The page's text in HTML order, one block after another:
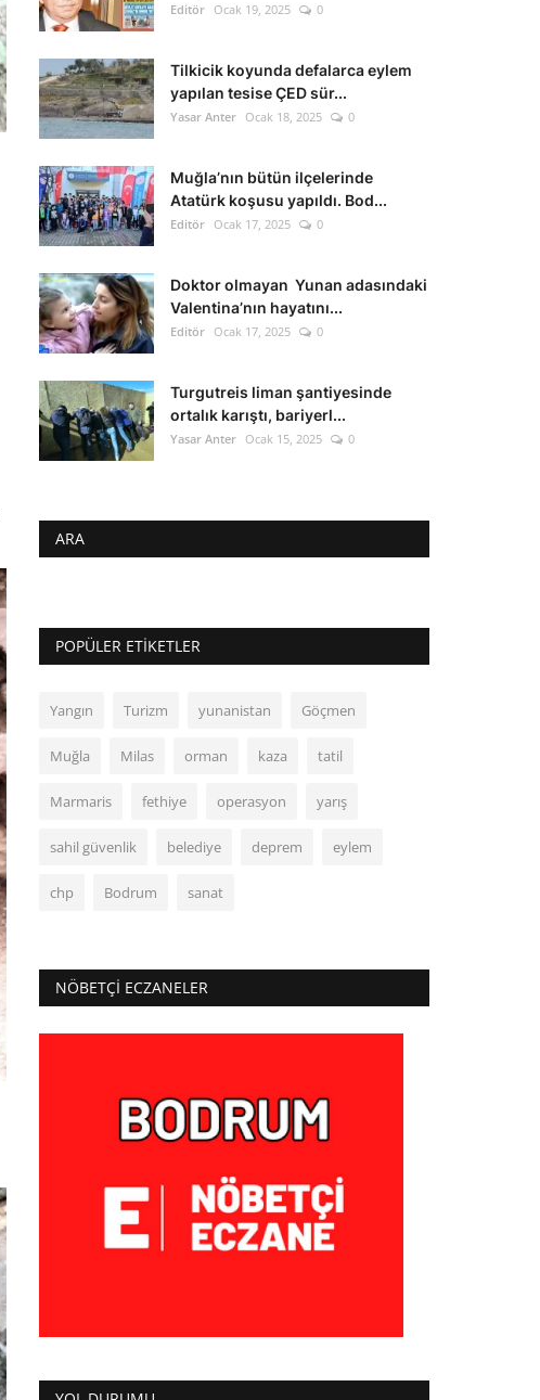
Editör Ocak 19, 2025 0
Tilkicik koyunda defalarca eylem
yapılan tesise ÇED sür...
Yasar Anter Ocak 18, 2025 0
Muğla’nın bütün ilçelerinde
Atatürk koşusu yapıldı. Bod...
Editör Ocak 17, 2025 0
Doktor olmayan Yunan adasındaki
Valentina’nın hayatını...
Editör Ocak 17, 2025 0
Turgutreis liman şantiyesinde
ortalık karıştı, bariyerl...
Yasar Anter Ocak 15, 2025 0
ARA
POPÜLER ETIKETLER
Yangın Turizm yunanistan Göçmen
Muğla Milas orman kaza tatil
Marmaris fethiye operasyon yarış
sahil güvenlik belediye deprem eylem
chp Bodrum sanat
NÖBETÇI ECZANELER